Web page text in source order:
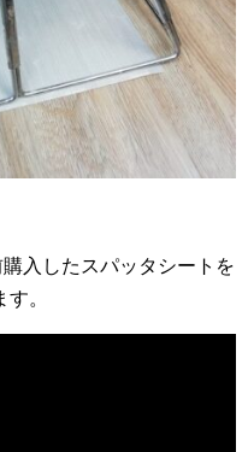
入したスパッタシートを
。